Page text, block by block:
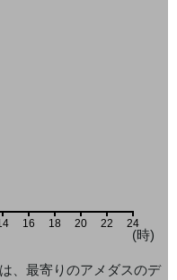
16 18 20 22 24
(時)
、最寄りのアメダスのデ